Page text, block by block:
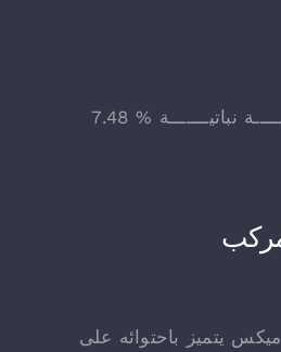
نباتيـــــــة % 7.48
يتميز باحتوائه على